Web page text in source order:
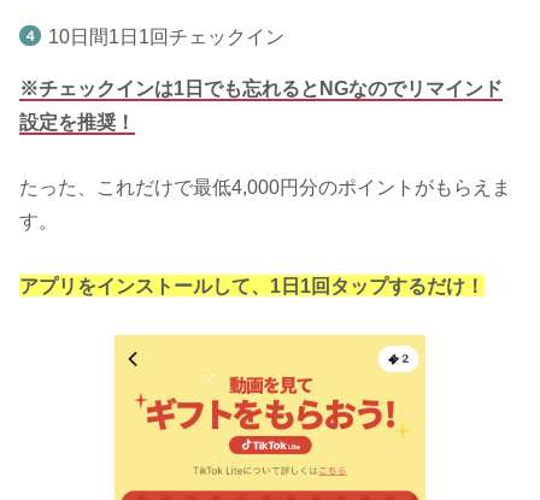
10日間1日1回チェックイン
※チェックインは1日でも忘れるとNGなのでリマインド
設定を推奨！
たった、これだけで最低4,000円分のポイントがもらえま
す。
アプリをインストールして、1日1回タップするだけ！